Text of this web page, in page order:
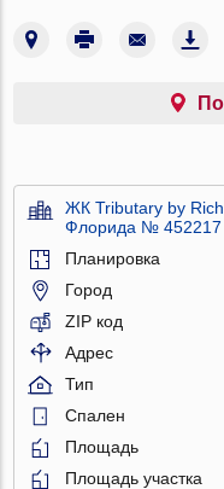
ЖК Tributary by
Флорида № 452217
Планировка
Город
ZIP код
Адрес
Тип
Спален
Площадь
Площадь участка